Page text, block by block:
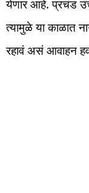
येणार आहे. प्रचंड
त्यामुळे या काळात
रहावं असं आवाहन